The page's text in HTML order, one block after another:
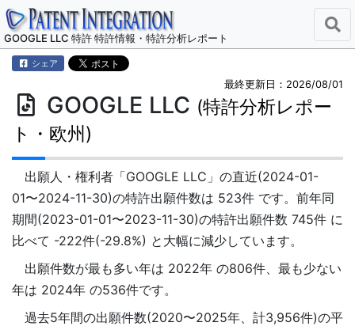
GOOGLE LLC 特許 特許情報・特許分析レポート
シェア
最終更新日：2026/08/01
GOOGLE LLC (特許分析レポー
ト・欧州)
出願人・権利者「GOOGLE LLC」の直近(2024-01-
01〜2024-11-30)の特許出願件数は 523件 です。前年同
期間(2023-01-01〜2023-11-30)の特許出願件数 745件 に
比べて -222件(-29.8%) と大幅に減少しています。
出願件数が最も多い年は 2022年 の806件、最も少ない
年は 2024年 の536件です。
過去5年間の出願件数(2020〜2025年、計3,956件)の平